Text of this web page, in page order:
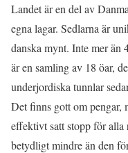
Landet är en del av
egna lagar. Sedlarna är
danska mynt. Inte mer än
är en samling av 18 öar,
underjordiska tunnlar
Det finns gott om pengar,
effektivt satt stopp för
betydligt mindre än den